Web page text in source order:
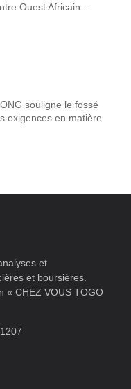
Ouest Africain...
souligne le fossé
exigences en matière
et
et boursières.
« CHEZ VOUS TOGO